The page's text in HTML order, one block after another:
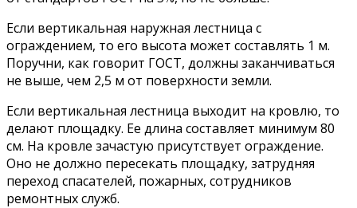
Если вертикальная наружная лестница с
ограждением, то его высота может составлять 1 м.
Поручни, как говорит ГОСТ, должны заканчиваться
не выше, чем 2,5 м от поверхности земли.
Если вертикальная лестница выходит на кровлю, то
делают площадку. Ее длина составляет минимум 80
см. На кровле зачастую присутствует ограждение.
Оно не должно пересекать площадку, затрудняя
переход спасателей, пожарных, сотрудников
ремонтных служб.